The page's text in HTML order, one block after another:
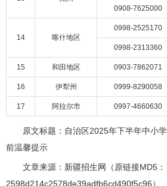
0908-7625000
14 喀什地区
0998-2525170
0998-2313360
15 和田地区 0903-7862071
16 伊犁州 0999-8290058
17 阿拉尔市 0997-4660630
原文标题：自治区2025年下半年中小学
前温馨提示
文章来源：新疆招生网（原链接MD5：
2598d214c2578de39adfb6cd490f5c96）